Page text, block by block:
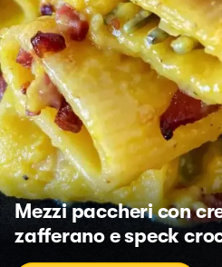
Mezzi paccheri con
zafferano e speck